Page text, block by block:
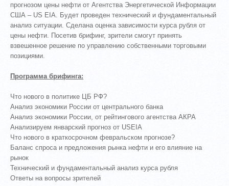
прогнозом цены нефти от Агентства Энергетической Информации
США – US EIA. Будет проведен технический и фундаментальный
анализ ситуации. Сделана оценка зависимости курса рубля от
цены нефти. Посетив брифинг, зрители смогут принять
взвешенное решение по управлению собственными торговыми
позициями.
Программа брифинга:
Что нового в политике ЦБ РФ?
Анализ экономики России от центрального банка
Анализ экономики России, от рейтингового агентства АКРА
Анализируем январский прогноз от USEIA
Что нового в краткосрочном февральском прогнозе?
Баланс спроса и предложения рынка нефти и его влияние на
рынок
Технический и фундаментальный анализ курса рубля
Ответы на вопросы зрителей